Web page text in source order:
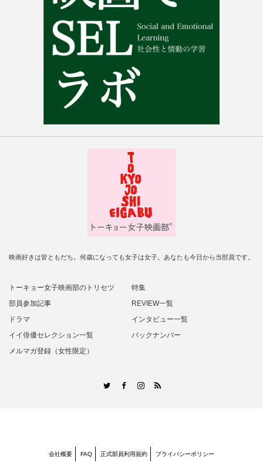
映画好きは皆ともだち。何歳になっても女子は女子。あなたも今日から当部員です。
トーキョー女子映画部のトリセツ
特集
部員参加記事
REVIEW一覧
ドラマ
インタビュー一覧
イイ俳優セレクション一覧
バックナンバー
メルマガ登録（女性限定）
TwitterFacebookInstagram
RSS
会社概要 FAQ 正式部員利用規約 プライバシーポリシー